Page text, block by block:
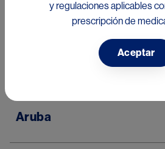
This site is directed to doctors with
within the Central America and the
Ecuador and Chile Region who
Tobramycin/Dexamethasone
QR code printed on the material
Aruba
y regulaciones aplicables
prescripción de
Aceptar